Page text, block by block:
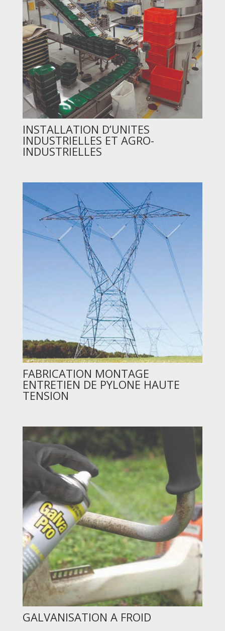
INSTALLATION D’UNITES
INDUSTRIELLES ET AGRO-
INDUSTRIELLES
FABRICATION MONTAGE
ENTRETIEN DE PYLONE HAUTE
TENSION
GALVANISATION A FROID